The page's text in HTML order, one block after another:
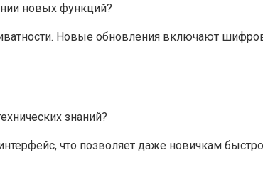
новых функций?
Новые обновления включают
знаний?
что позволяет даже новичкам